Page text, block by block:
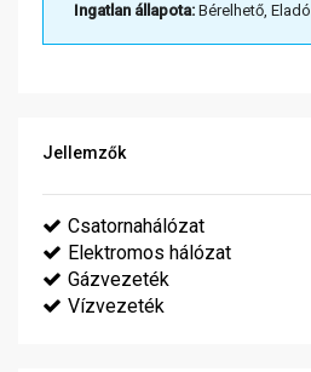
Ingatlan állapota: Bérelhető, Eladó
Jellemzők
Csatornahálózat
Elektromos hálózat
Gázvezeték
Vízvezeték